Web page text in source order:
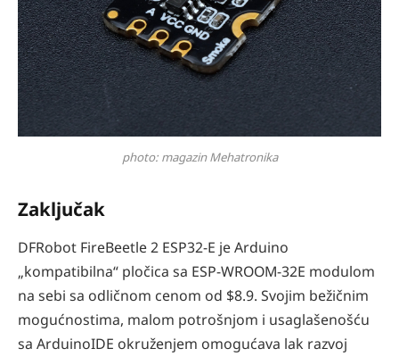
photo: magazin Mehatronika
Zaključak
DFRobot FireBeetle 2 ESP32-E je Arduino
„kompatibilna“ pločica sa ESP-WROOM-32E modulom
na sebi sa odličnom cenom od $8.9. Svojim bežičnim
mogućnostima, malom potrošnjom i usaglašenošću
sa ArduinoIDE okruženjem omogućava lak razvoj